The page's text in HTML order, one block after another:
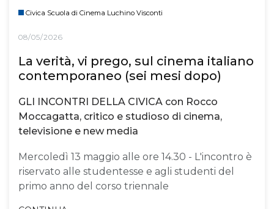
Civica Scuola di Cinema Luchino Visconti
08/05/2026
La verità, vi prego, sul cinema italiano
contemporaneo (sei mesi dopo)
GLI INCONTRI DELLA CIVICA con Rocco
Moccagatta, critico e studioso di cinema,
televisione e new media
Mercoledì 13 maggio alle ore 14.30 - L'incontro è
riservato alle studentesse e agli studenti del
primo anno del corso triennale